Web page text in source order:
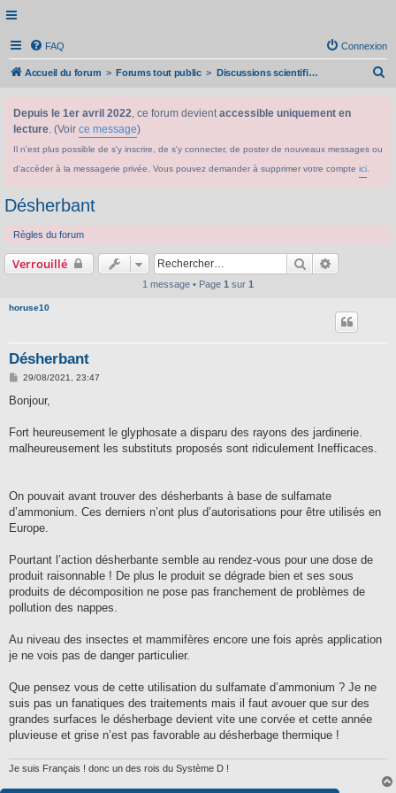
FAQ Connexion
Accueil du forum Forums tout public Discussions scientifiques générales, actualités scientifiques...
Depuis le 1er avril 2022, ce forum devientaccessible uniquement en
lecture. (Voir ce message)
Il n'est plus possible de s'y inscrire, de s'y connecter, de poster de nouveaux messages ou
d'accéder à la messagerie privée. Vous pouvez demander à supprimer votre compte ici
Désherbant
Règles du forum
Verrouillé Rechercher
1 message • Page 1 sur 1
horuse10
Désherbant
M
s
g
29/08/2021, 23:47
Bonjour,
Fort heureusement le glyphosate a disparu des rayons des jardinerie.
malheureusement les substituts proposés sont ridiculement Inefficaces.
On pouvait avant trouver des désherbants à base de sulfamate
d’ammonium. Ces derniers n’ont plus d’autorisations pour être utilisés en
Europe.
Pourtant l’action désherbante semble au rendez-vous pour une dose de
produit raisonnable ! De plus le produit se dégrade bien et ses sous
produits de décomposition ne pose pas franchement de problèmes de
pollution des nappes.
Au niveau des insectes et mammifères encore une fois après application
je ne vois pas de danger particulier.
Que pensez vous de cette utilisation du sulfamate d’ammonium ? Je ne
suis pas un fanatiques des traitements mais il faut avouer que sur des
grandes surfaces le désherbage devient vite une corvée et cette année
pluvieuse et grise n’est pas favorable au désherbage thermique !
Je suis Français ! donc un des rois du Système D !